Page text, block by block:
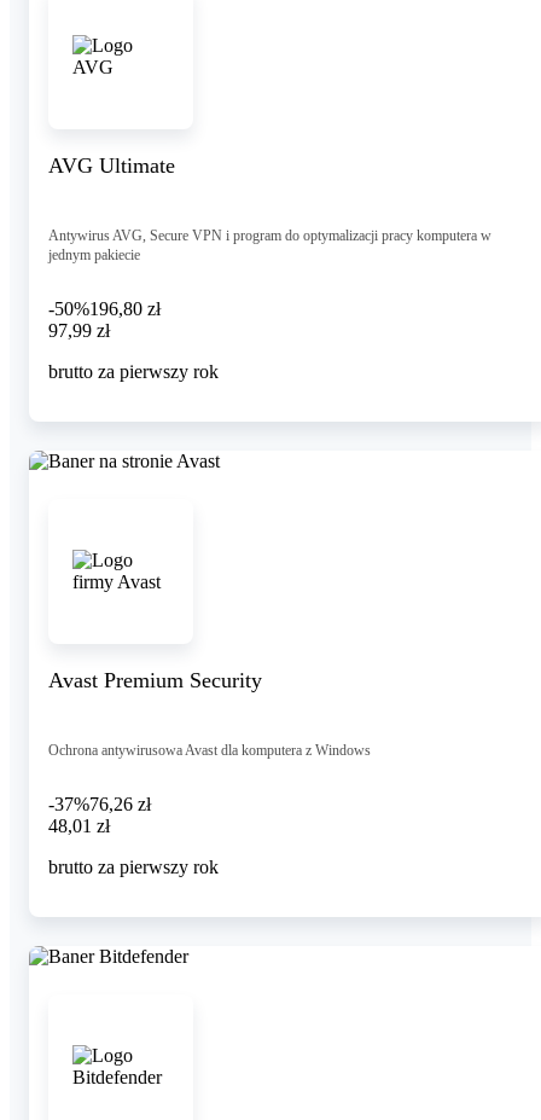
AVG Ultimate
Antywirus AVG, Secure VPN i program do optymalizacji pracy komputera w
jednym pakiecie
-50%196,80 zł
97,99 zł
97,99 zł
brutto za pierwszy rok
Avast Premium Security
Ochrona antywirusowa Avast dla komputera z Windows
-37%76,26 zł
48,01 zł
48,01 zł
brutto za pierwszy rok